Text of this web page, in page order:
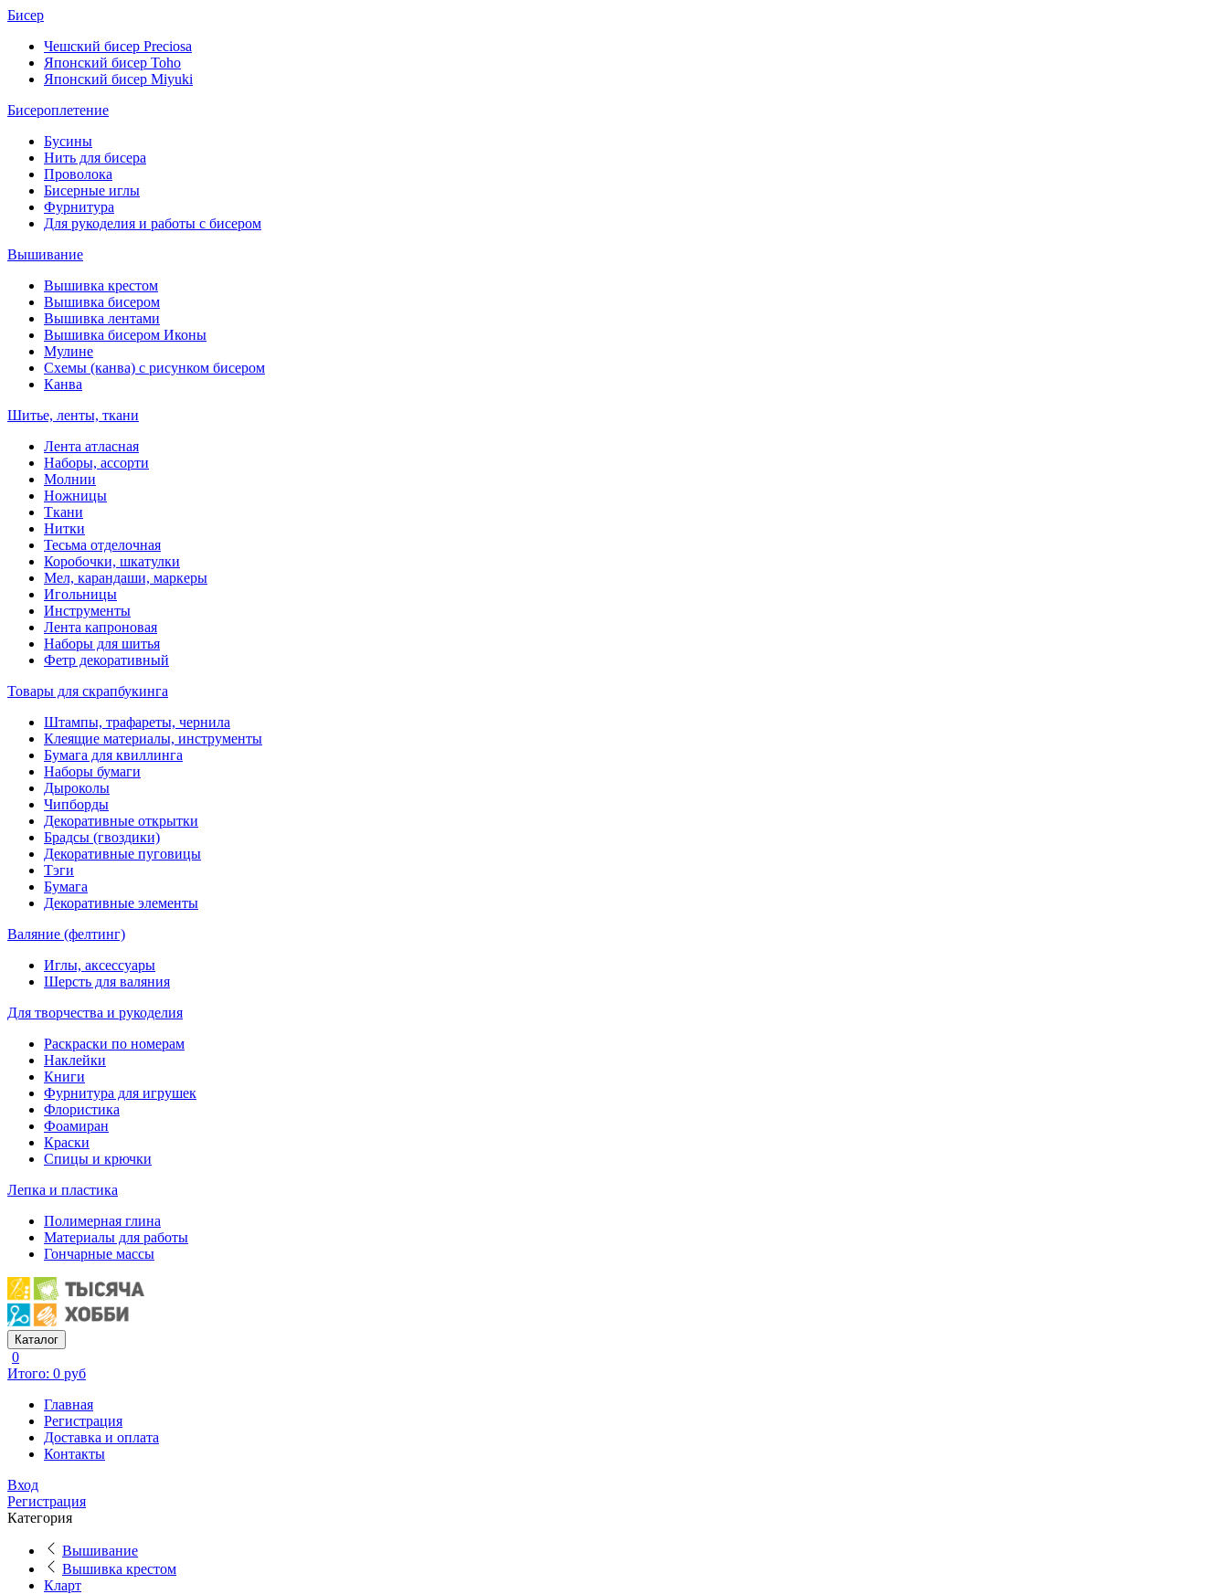
Бисер
Чешский бисер Preciosa
Японский бисер Toho
Японский бисер Miyuki
Бисероплетение
Бусины
Нить для бисера
Проволока
Бисерные иглы
Фурнитура
Для рукоделия и работы с бисером
Вышивание
Вышивка крестом
Вышивка бисером
Вышивка лентами
Вышивка бисером Иконы
Мулине
Схемы (канва) с рисунком бисером
Канва
Шитье, ленты, ткани
Лента атласная
Наборы, ассорти
Молнии
Ножницы
Ткани
Нитки
Тесьма отделочная
Коробочки, шкатулки
Мел, карандаши, маркеры
Игольницы
Инструменты
Лента капроновая
Наборы для шитья
Фетр декоративный
Товары для скрапбукинга
Штампы, трафареты, чернила
Клеящие материалы, инструменты
Бумага для квиллинга
Наборы бумаги
Дыроколы
Чипборды
Декоративные открытки
Брадсы (гвоздики)
Декоративные пуговицы
Тэги
Бумага
Декоративные элементы
Валяние (фелтинг)
Иглы, аксессуары
Шерсть для валяния
Для творчества и рукоделия
Раскраски по номерам
Наклейки
Книги
Фурнитура для игрушек
Флористика
Фоамиран
Краски
Спицы и крючки
Лепка и пластика
Полимерная глина
Материалы для работы
Гончарные массы
Каталог
0
Итого: 0 руб
Главная
Регистрация
Доставка и оплата
Контакты
Вход
Регистрация
Категория
Вышивание
Вышивка крестом
Кларт